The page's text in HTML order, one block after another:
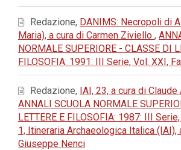
Redazione, DANIMS: Necropoli di
Maria), a cura di Carmen Ziviello ,
NORMALE SUPERIORE - CLASSE DI
FILOSOFIA: 1991: III Serie, Vol. XXI,
Redazione, IAI, 23, a cura di
ANNALI SCUOLA NORMALE
LETTERE E FILOSOFIA: 1987: III
1, Itineraria Archaeologica Italica (IAI),
Giuseppe Nenci